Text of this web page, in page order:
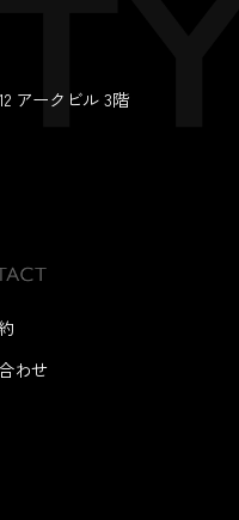
アークビル 3階
わせ